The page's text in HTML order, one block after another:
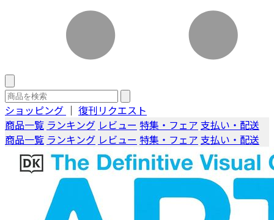
ショッピング ｜ 復刊リクエスト
商品一覧 ランキング レビュー 特集・フェア 支払い・配送
商品一覧 ランキング レビュー 特集・フェア 支払い・配送